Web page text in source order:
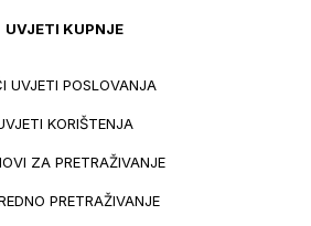
UVJETI KUPNJE
UVJETI POSLOVANJA
KORIŠTENJA
ZA PRETRAŽIVANJE
PRETRAŽIVANJE